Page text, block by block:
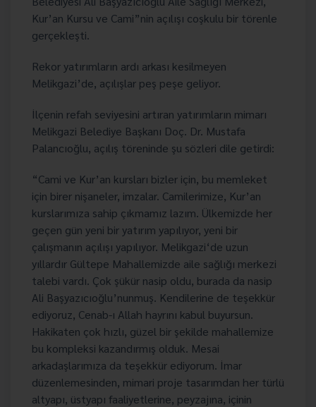
Kur’an Kursu ve Cami”nin açılışı coşkulu bir törenle
gerçekleşti.
Rekor yatırımların ardı arkası kesilmeyen
Melikgazi’de, açılışlar peş peşe geliyor.
İlçenin refah seviyesini artıran yatırımların mimarı
Melikgazi Belediye Başkanı Doç. Dr. Mustafa
Palancıoğlu, açılış töreninde şu sözleri dile getirdi:
“Cami ve Kur’an kursları bizler için, bu memleket
için birer nişaneler, imzalar. Camilerimize, Kur’an
kurslarımıza sahip çıkmamız lazım. Ülkemizde her
geçen gün yeni bir yatırım yapılıyor, yeni bir
çalışmanın açılışı yapılıyor. Melikgazi‘de uzun
yıllardır Gültepe Mahallemizde aile sağlığı merkezi
talebi vardı. Çok şükür nasip oldu, burada da nasip
Ali Başyazıcıoğlu’nunmuş. Kendilerine de teşekkür
ediyoruz, Cenab-ı Allah hayrını kabul buyursun.
Hakikaten çok hızlı, güzel bir şekilde mahallemize
bu kompleksi kazandırmış olduk. Mesai
arkadaşlarımıza da teşekkür ediyorum. İmar
düzenlemesinden, mimari proje tasarımdan her türlü
altyapı, üstyapı faaliyetlerine, peyzajına, içinin